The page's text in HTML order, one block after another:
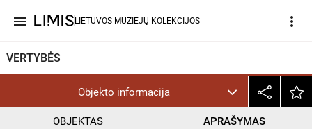
menu LIETUVOS MUZIEJŲ KOLEKCIJOS more_vert
VERTYBĖS
Objekto informacija
OBJEKTAS APRAŠYMAS